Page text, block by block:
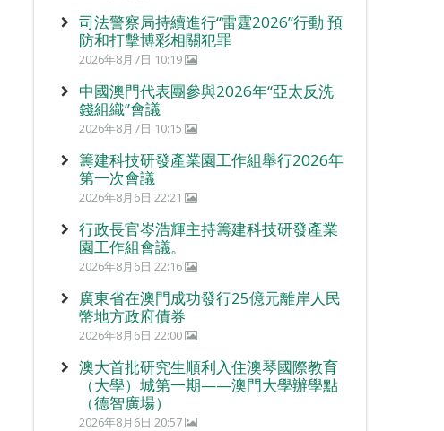
司法警察局持續進行“雷霆2026”行動 預
防和打擊博彩相關犯罪
2026年8月7日 10:19
中國澳門代表團參與2026年“亞太反洗
錢組織”會議
2026年8月7日 10:15
籌建科技研發產業園工作組舉行2026年
第一次會議
2026年8月6日 22:21
行政長官岑浩輝主持籌建科技研發產業
園工作組會議。
2026年8月6日 22:16
廣東省在澳門成功發行25億元離岸人民
幣地方政府債券
2026年8月6日 22:00
澳大首批研究生順利入住澳琴國際教育
（大學）城第一期——澳門大學辦學點
（德智廣場）
2026年8月6日 20:57